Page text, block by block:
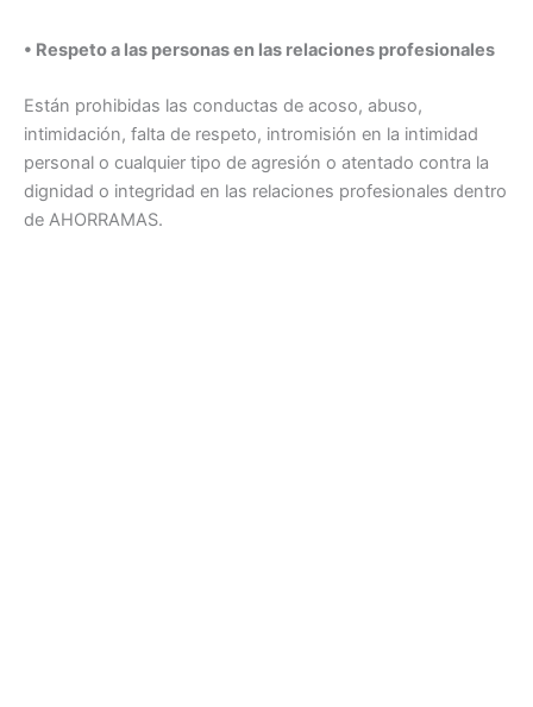
• Respeto a las personas en las relaciones profesionales
Están prohibidas las conductas de acoso, abuso,
intimidación, falta de respeto, intromisión en la intimidad
personal o cualquier tipo de agresión o atentado contra la
dignidad o integridad en las relaciones profesionales dentro
de AHORRAMAS.